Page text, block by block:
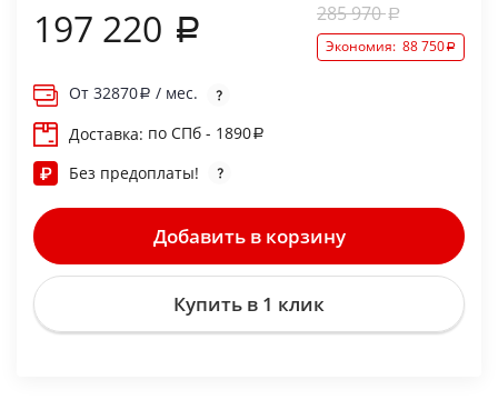
197 220 285 970
Экономия: 88 750
От 32870
/ мес.
Доставка: по СПб - 1890
Без предоплаты!
Добавить в корзину
Купить в 1 клик